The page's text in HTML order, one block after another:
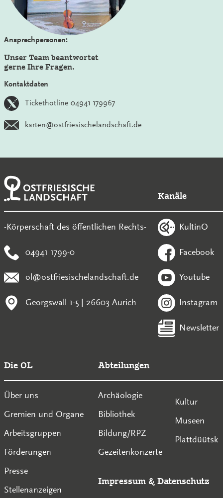
Ansprechpersonen:
Unser Team beantwortet
gerne Ihre Fragen.
Kontaktdaten
Tickethotline 04941 179967
karten@ostfriesischelandschaft.de
-Körperschaft des öffentlichen Rechts-
04941 1799-0
ol@ostfriesischelandschaft.de
Georgswall 1-5 | 26603 Aurich
Kanäle
KultinO
Facebook
Youtube
Instagram
Newsletter
Die OL
Über uns
Gremien und Organe
Arbeitsgruppen
Förderungen
Presse
Stellenanzeigen
Abteilungen
Archäologie
Bibliothek
Bildung/RPZ
Gezeitenkonzerte
Kultur
Museen
Plattdüütsk
Impressum & Datenschutz